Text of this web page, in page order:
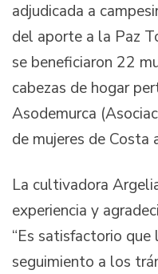
adjudicada a
del aporte a la Paz
se beneficiaron 22
cabezas de hogar
Asodemurca
de mujeres de Costa
La cultivadora
experiencia y
“Es satisfactorio
seguimiento a los